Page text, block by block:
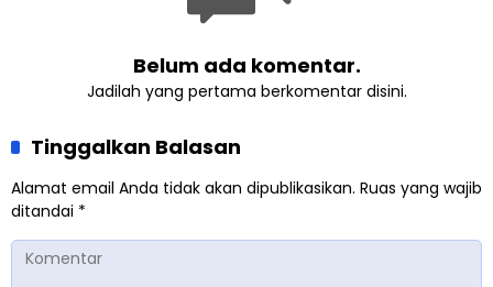
Belum ada komentar.
Jadilah yang pertama berkomentar disini.
Tinggalkan Balasan
Alamat email Anda tidak akan dipublikasikan. Ruas yang wajib
ditandai *